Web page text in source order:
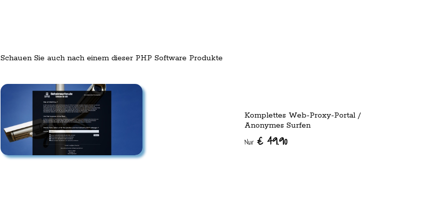
Schauen Sie auch nach einem dieser PHP Software Produkte
Komplettes Web-Proxy-Portal /
Anonymes Surfen
Nur € 49.90